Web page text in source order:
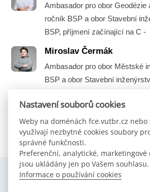
Ambasador pro obor Geodézie
ročník BSP a obor Stavební
BSP, příjmení začínající na C -
Miroslav Čermák
Ambasador pro obor Městské
BSP a obor Stavební
Nastavení souborů cookies
Weby na doménách fce.vutbr.cz nebo
využívají nezbytné cookies soubory
správné funkčnosti.
Preferenční, analytické, marketingové
jsou ukládány jen po Vašem souhlasu.
Informace o používání cookies